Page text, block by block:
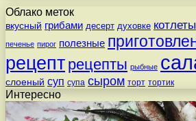
Облако меток
вкусный грибами десерт духовке котлеты
печенье пирог полезные
рецепт рецепты рыбные
слоеный суп супа сыром торт тортик
Интересно